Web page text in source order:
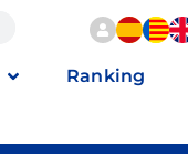
Ranking